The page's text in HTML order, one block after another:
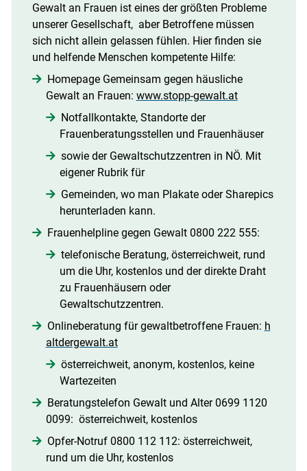
Gewalt an Frauen ist eines der größten Probleme
unserer Gesellschaft, aber Betroffene müssen
sich nicht allein gelassen fühlen. Hier finden sie
und helfende Menschen kompetente Hilfe: 
Homepage Gemeinsam gegen häusliche
Gewalt an Frauen: www.stopp-gewalt.at
Notfallkontakte, Standorte der
Frauenberatungsstellen und Frauenhäuser
sowie der Gewaltschutzzentren in NÖ. Mit
eigener Rubrik für
Gemeinden, wo man Plakate oder Sharepics
herunterladen kann.
Frauenhelpline gegen Gewalt 0800 222 555:
telefonische Beratung, österreichweit, rund
um die Uhr, kostenlos und der direkte Draht
zu Frauenhäusern oder
Gewaltschutzzentren. 
Onlineberatung für gewaltbetroffene Frauen: h
altdergewalt.at
österreichweit, anonym, kostenlos, keine
Wartezeiten 
Beratungstelefon Gewalt und Alter 0699 1120
0099: österreichweit, kostenlos 
Opfer-Notruf 0800 112 112: österreichweit,
rund um die Uhr, kostenlos 